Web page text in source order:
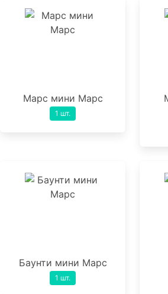
Марс мини Марс
1 шт.
Баунти мини Марс
1 шт.